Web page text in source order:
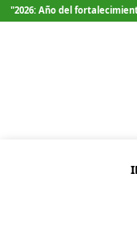
"2026: Año del